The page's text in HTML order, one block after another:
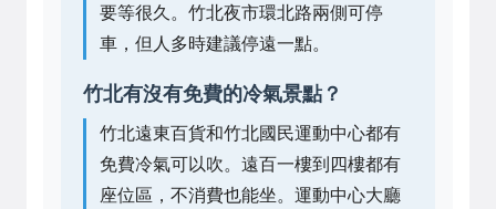
要等很久。竹北夜市環北路兩側可停
車，但人多時建議停遠一點。
竹北有沒有免費的冷氣景點？
竹北遠東百貨和竹北國民運動中心都有
免費冷氣可以吹。遠百一樓到四樓都有
座位區，不消費也能坐。運動中心大廳